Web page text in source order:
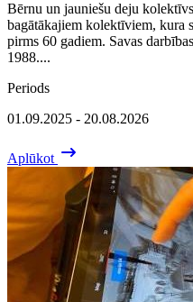
Bērnu un jauniešu deju
bagātākajiem kolektīviem, kura
pirms 60 gadiem. Savas
1988....
Periods
01.09.2025 - 20.08.2026
Aplūkot